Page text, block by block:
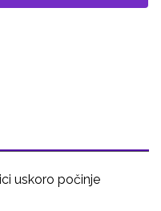
uskoro počinje